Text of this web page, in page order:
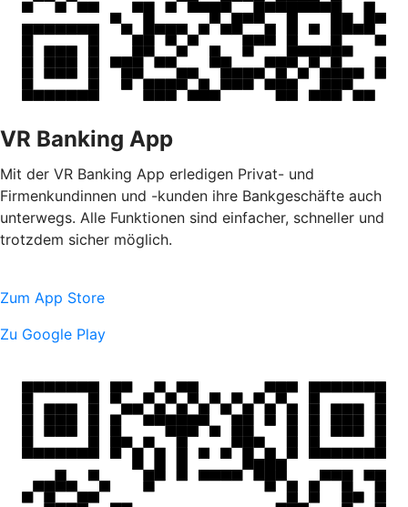
VR Banking App
Mit der VR Banking App erledigen Privat- und
Firmenkundinnen und -kunden ihre Bankgeschäfte auch
unterwegs. Alle Funktionen sind einfacher, schneller und
trotzdem sicher möglich.
Zum App Store
Zu Google Play